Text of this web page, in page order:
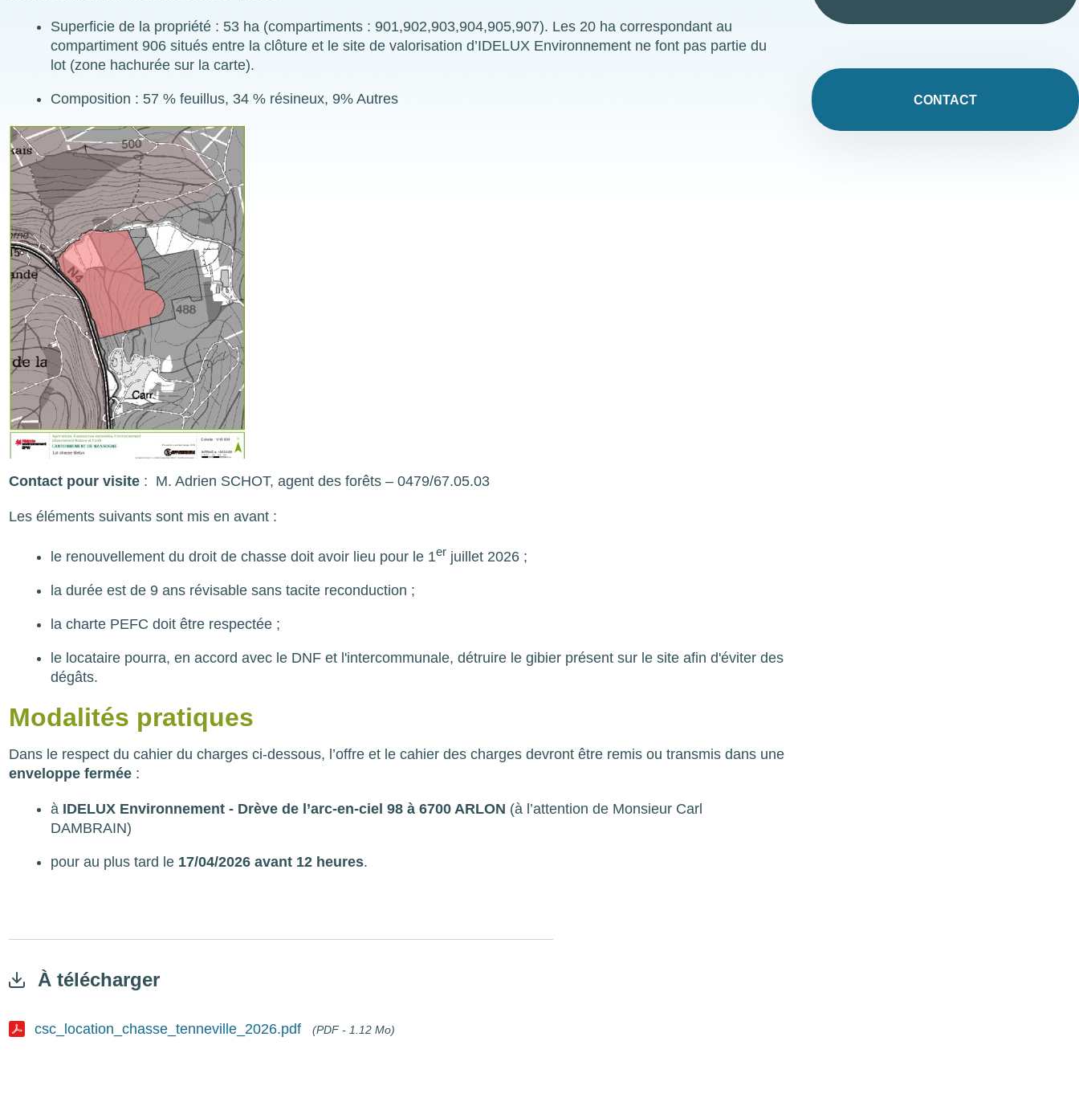
Superficie de la propriété : 53 ha (compartiments : 901,902,903,904,905,907). Les 20 ha correspondant au
compartiment 906 situés entre la clôture et le site de valorisation d’IDELUX Environnement ne font pas partie du
lot (zone hachurée sur la carte).
Composition : 57 % feuillus, 34 % résineux, 9% Autres
Image
Contact pour visite : M. Adrien SCHOT, agent des forêts – 0479/67.05.03
Les éléments suivants sont mis en avant :
le renouvellement du droit de chasse doit avoir lieu pour le 1er juillet 2026 ;
la durée est de 9 ans révisable sans tacite reconduction ;
la charte PEFC doit être respectée ;
le locataire pourra, en accord avec le DNF et l'intercommunale, détruire le gibier présent sur le site afin d'éviter des
dégâts.
Modalités pratiques
Dans le respect du cahier du charges ci-dessous, l’offre et le cahier des charges devront être remis ou transmis dans une
enveloppe fermée :
à IDELUX Environnement - Drève de l’arc-en-ciel 98 à 6700 ARLON (à l’attention de Monsieur Carl
DAMBRAIN)
pour au plus tard le 17/04/2026 avant 12 heures.
À télécharger
csc_location_chasse_tenneville_2026.pdf (PDF - 1.12 Mo)
CONTACT